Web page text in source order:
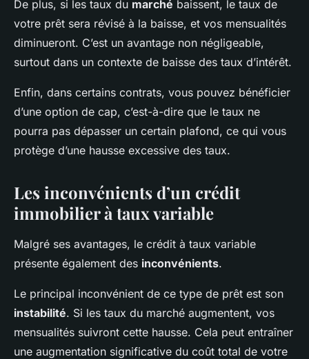
De plus, si les taux du marché baissent, le taux de
votre prêt sera révisé à la baisse, et vos mensualités
diminueront. C’est un avantage non négligeable,
surtout dans un contexte de baisse des taux d’intérêt.
Enfin, dans certains contrats, vous pouvez bénéficier
d’une option de cap, c’est-à-dire que le taux ne
pourra pas dépasser un certain plafond, ce qui vous
protège d’une hausse excessive des taux.
Les inconvénients d’un crédit
immobilier à taux variable
Malgré ses avantages, le crédit à taux variable
présente également des inconvénients.
Le principal inconvénient de ce type de prêt est son
instabilité. Si les taux du marché augmentent, vos
mensualités suivront cette hausse. Cela peut entraîner
une augmentation significative du coût total de votre